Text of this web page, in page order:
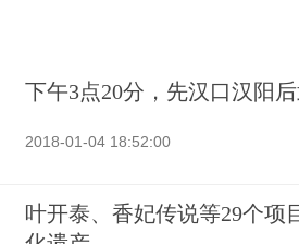
下午3点20分，先汉口汉阳
2018-01-04 18:52:00
叶开泰、香妃传说等29个项